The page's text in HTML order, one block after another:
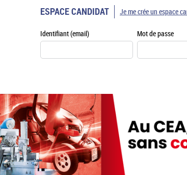
ESPACE CANDIDAT
Identifiant (email) Mot de passe
Je me crée un espace